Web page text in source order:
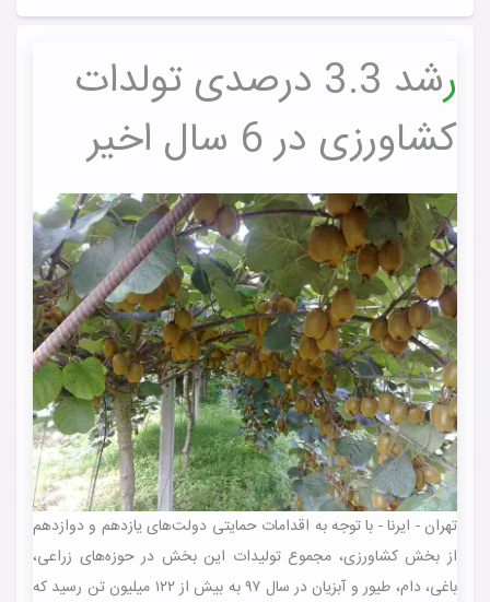
ر
شد 3.3 درصدی تولدات
کشاورزی در 6 سال اخیر
تهران - ایرنا - با توجه به اقدامات حمایتی دولت‌های یازدهم و دوازدهم
از بخش کشاورزی، مجموع تولیدات این بخش در حوزه‌های زراعی،
باغی، دام، طیور و آبزیان در سال ۹۷ به بیش از ۱۲۲ میلیون تن رسید که